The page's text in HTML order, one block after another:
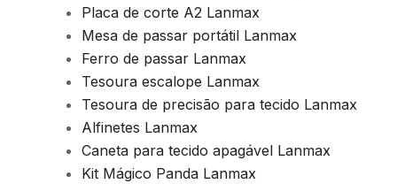
Placa de corte A2 Lanmax
Mesa de passar portátil Lanmax
Ferro de passar Lanmax
Tesoura escalope Lanmax
Tesoura de precisão para tecido Lanmax
Alfinetes Lanmax
Caneta para tecido apagável Lanmax
Kit Mágico Panda Lanmax